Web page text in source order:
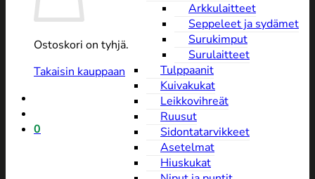
Ostoskori on tyhjä.
Takaisin kauppaan
0
Arkkulaitteet
Seppeleet ja sydämet
Surukimput
Surulaitteet
Tulppaanit
Kuivakukat
Leikkovihreät
Ruusut
Sidontatarvikkeet
Asetelmat
Hiuskukat